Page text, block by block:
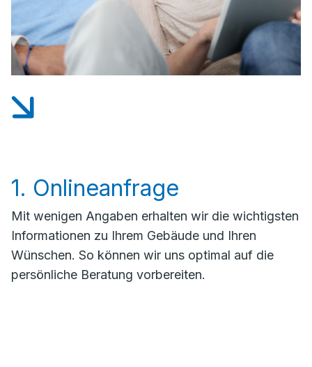
1. Onlineanfrage
Mit wenigen Angaben erhalten wir die wichtigsten
Informationen zu Ihrem Gebäude und Ihren
Wünschen. So können wir uns optimal auf die
persönliche Beratung vorbereiten.